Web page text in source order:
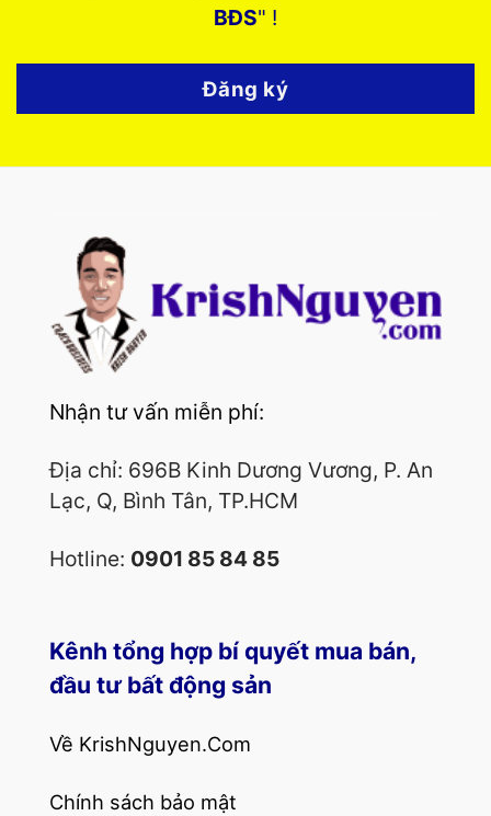
BĐS" !
Đăng ký
Nhận tư vấn miễn phí:
Địa chỉ: 696B Kinh Dương Vương, P. An
Lạc, Q, Bình Tân, TP.HCM
Hotline: 0901 85 84 85
Kênh tổng hợp bí quyết mua bán,
đầu tư bất động sản
Về KrishNguyen.Com
Chính sách bảo mật